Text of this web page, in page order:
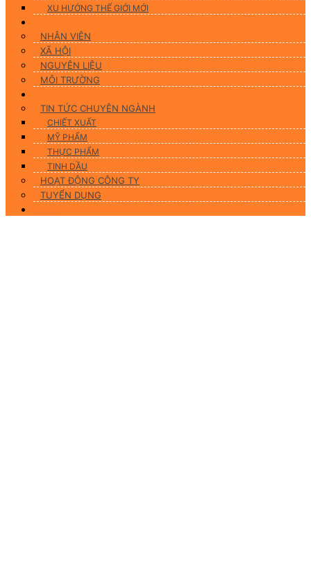
XU HƯỚNG THẾ GIỚI MỚI
NHÂN VIÊN
XÃ HỘI
NGUYÊN LIỆU
MÔI TRƯỜNG
TIN TỨC CHUYÊN NGÀNH
CHIẾT XUẤT
MỸ PHẨM
THỰC PHẨM
TINH DẦU
HOẠT ĐỘNG CÔNG TY
TUYỂN DỤNG